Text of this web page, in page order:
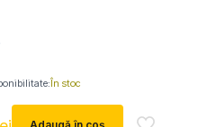
În stoc